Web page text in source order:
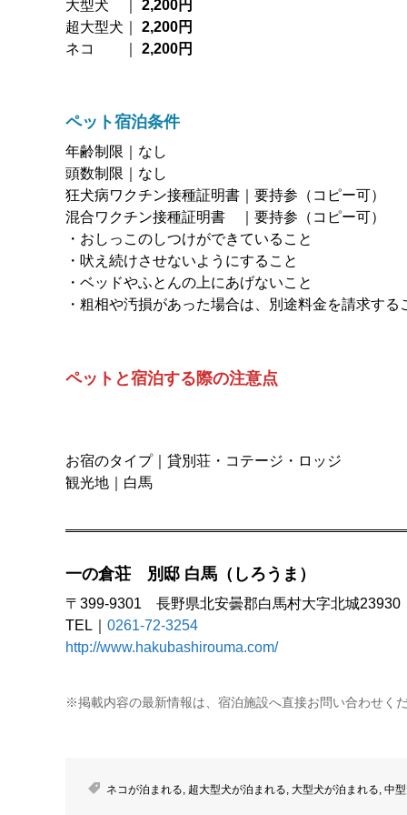
大型犬 ｜ 2,200円
超大型犬｜ 2,200円
ネコ ｜ 2,200円
ペット宿泊条件
年齢制限｜なし
頭数制限｜なし
狂犬病ワクチン接種証明書｜要持参（コピー可）
混合ワクチン接種証明書 ｜要持参（コピー可）
・おしっこのしつけができていること
・吠え続けさせないようにすること
・ベッドやふとんの上にあげないこと
・粗相や汚損があった場合は、別途料金を請求する
ペットと宿泊する際の注意点
お宿のタイプ｜貸別荘・コテージ・ロッジ
観光地｜白馬
一の倉荘 別邸 白馬（しろうま）
〒399-9301 長野県北安曇郡白馬村大字北城23930
TEL｜ 0261-72-3254
http://www.hakubashirouma.com/
※掲載内容の最新情報は、宿泊施設へ直接お問い合わせく
ネコが泊まれる, 超大型犬が泊まれる, 大型犬が泊まれる, 中